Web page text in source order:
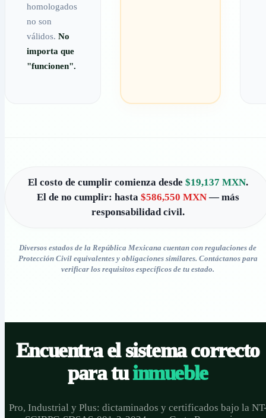
homologados
no son
válidos. No
importa que
"funcionen".
El costo de cumplir comienza desde $19,137 MXN.
El de no cumplir: hasta $586,550 MXN— más
responsabilidad civil.
Diversos estados de la República Mexicana cuentan con regulaciones de
Protección Civil equivalentes y obligaciones similares. Contáctanos para
verificar los requisitos específicos de tu estado.
Encuentra el sistema correcto
para tuinmueble
Pro, Industrial y Plus: dictaminados y certificados bajo la